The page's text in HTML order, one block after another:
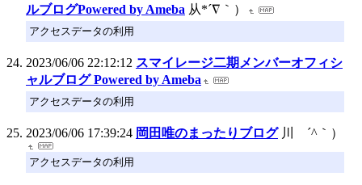
ルブログPowered by Ameba 从*´∇｀）
アクセスデータの利用
2023/06/06 22:12:12 スマイレージ二期メンバーオフィシ
ャルブログ Powered by Ameba
アクセスデータの利用
2023/06/06 17:39:24 岡田唯のまったりブログ 川 ´^｀）
アクセスデータの利用